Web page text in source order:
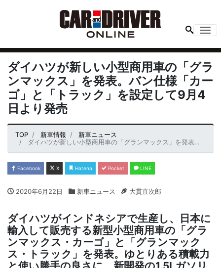
ダイハツが新しい小型商用車の「グラ
ンマックス」を発表。バン仕様「カー
ゴ」と「トラック」を設定して9月4
日より発売
TOP 新車情報
新車ニュース
ダイハツが新しい小型商用車の「グランマックス」を発表。バン仕様「カーゴ」と「トラック」を設定して9月4日より発売
Facebook X Hatena Pocket LINE
2020年6月22日 新車ニュース 大貫直次郎
ダイハツがインドネシアで生産し、日本に
輸入して販売する新型小型商用車の「グラ
ンマックス・カーゴ」と「グランマック
ス・トラック」を発表。ゆとりある積載力